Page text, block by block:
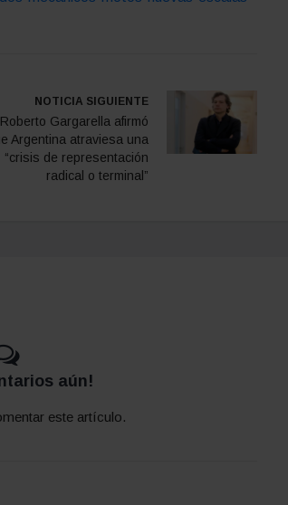
NOTICIA SIGUIENTE
Roberto Gargarella afirmó
Argentina atraviesa una
“crisis de representación
radical o terminal”
aún!
este artículo.